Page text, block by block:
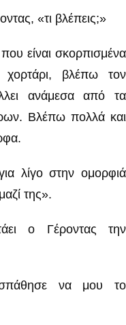
«τι βλέπεις;»
είναι σκορπισμένα
βλέπω τον
ανάμεσα από τα
Βλέπω πολλά και
λίγο στην ομορφιά
της».
ο Γέροντας την
να μου το